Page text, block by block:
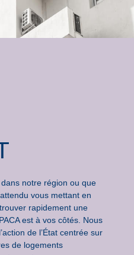
notre région ou que
vous mettant en
rapidement une
est à vos côtés. Nous
de l’État centrée sur
de logements